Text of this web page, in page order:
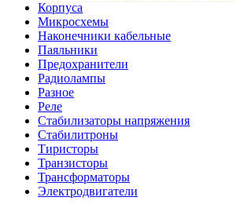
Корпуса
Микросхемы
Наконечники кабельные
Паяльники
Предохранители
Радиолампы
Разное
Реле
Стабилизаторы напряжения
Стабилитроны
Тиристоры
Транзисторы
Трансформаторы
Электродвигатели